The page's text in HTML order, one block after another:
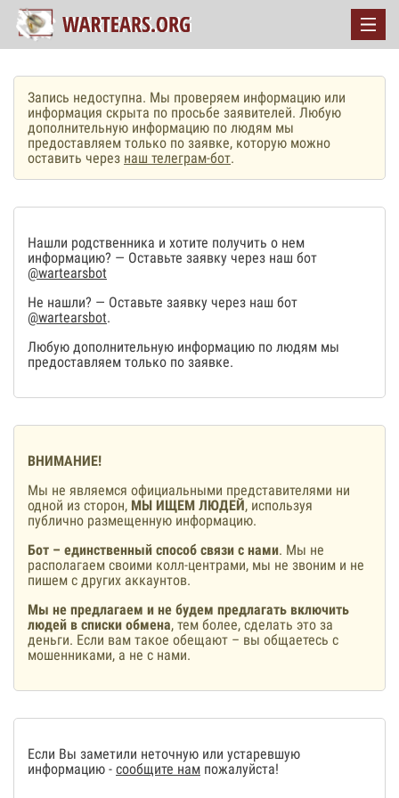
Запись недоступна. Мы проверяем информацию или
информация скрыта по просьбе заявителей. Любую
дополнительную информацию по людям мы
предоставляем только по заявке, которую можно
оставить через наш телеграм-бот.
Нашли родственника и хотите получить о нем
информацию? — Оставьте заявку через наш бот
@wartearsbot
Не нашли? — Оставьте заявку через наш бот
@wartearsbot.
Любую дополнительную информацию по людям мы
предоставляем только по заявке.
ВНИМАНИЕ!
Мы не являемся официальными представителями ни
одной из сторон, МЫ ИЩЕМ ЛЮДЕЙ, используя
публично размещенную информацию.
Бот – единственный способ связи с нами. Мы не
располагаем своими колл-центрами, мы не звоним и не
пишем с других аккаунтов.
Мы не предлагаем и не будем предлагать включить
людей в списки обмена, тем более, сделать это за
деньги. Если вам такое обещают – вы общаетесь с
мошенниками, а не с нами.
Если Вы заметили неточную или устаревшую
информацию - сообщите нам пожалуйста!